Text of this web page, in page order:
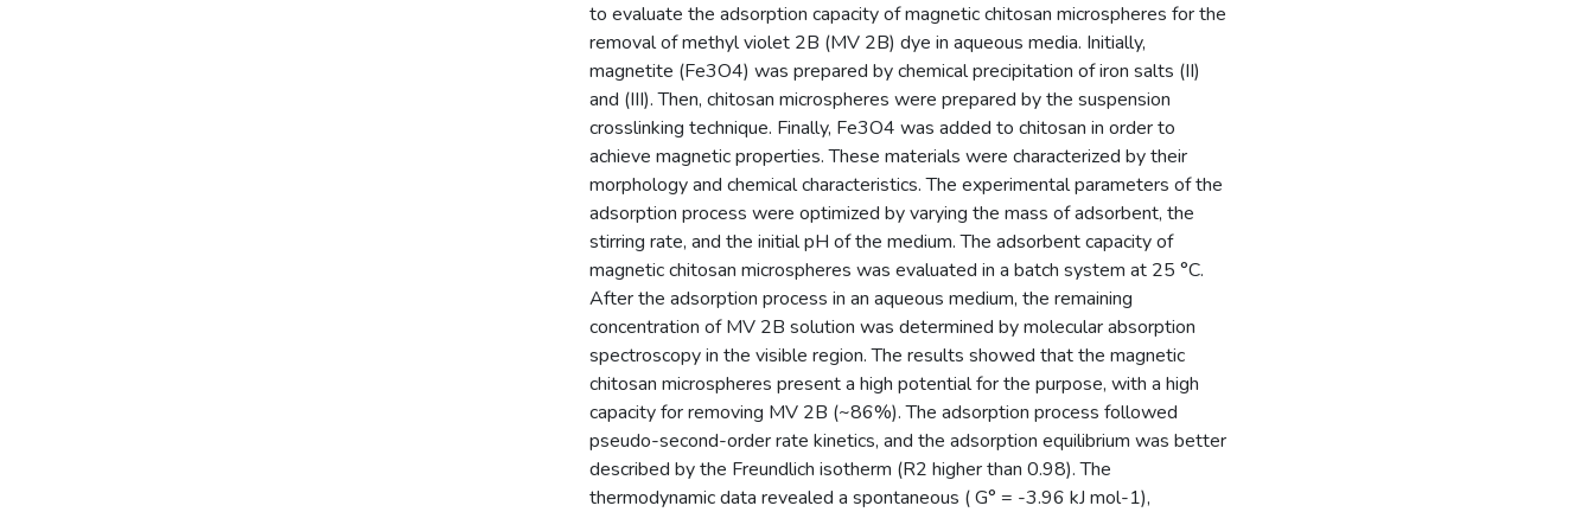
to evaluate the adsorption capacity of magnetic chitosan microspheres for the
removal of methyl violet 2B (MV 2B) dye in aqueous media. Initially,
magnetite (Fe3O4) was prepared by chemical precipitation of iron salts (II)
and (III). Then, chitosan microspheres were prepared by the suspension
crosslinking technique. Finally, Fe3O4 was added to chitosan in order to
achieve magnetic properties. These materials were characterized by their
morphology and chemical characteristics. The experimental parameters of the
adsorption process were optimized by varying the mass of adsorbent, the
stirring rate, and the initial pH of the medium. The adsorbent capacity of
magnetic chitosan microspheres was evaluated in a batch system at 25 °C.
After the adsorption process in an aqueous medium, the remaining
concentration of MV 2B solution was determined by molecular absorption
spectroscopy in the visible region. The results showed that the magnetic
chitosan microspheres present a high potential for the purpose, with a high
capacity for removing MV 2B (~86%). The adsorption process followed
pseudo-second-order rate kinetics, and the adsorption equilibrium was better
described by the Freundlich isotherm (R2 higher than 0.98). The
thermodynamic data revealed a spontaneous ( G° = -3.96 kJ mol-1),